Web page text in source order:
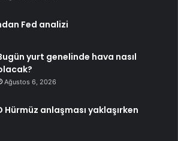
Fed analizi
yurt genelinde hava nasıl
Ağustos 6, 2026
Hürmüz anlaşması yaklaşırken